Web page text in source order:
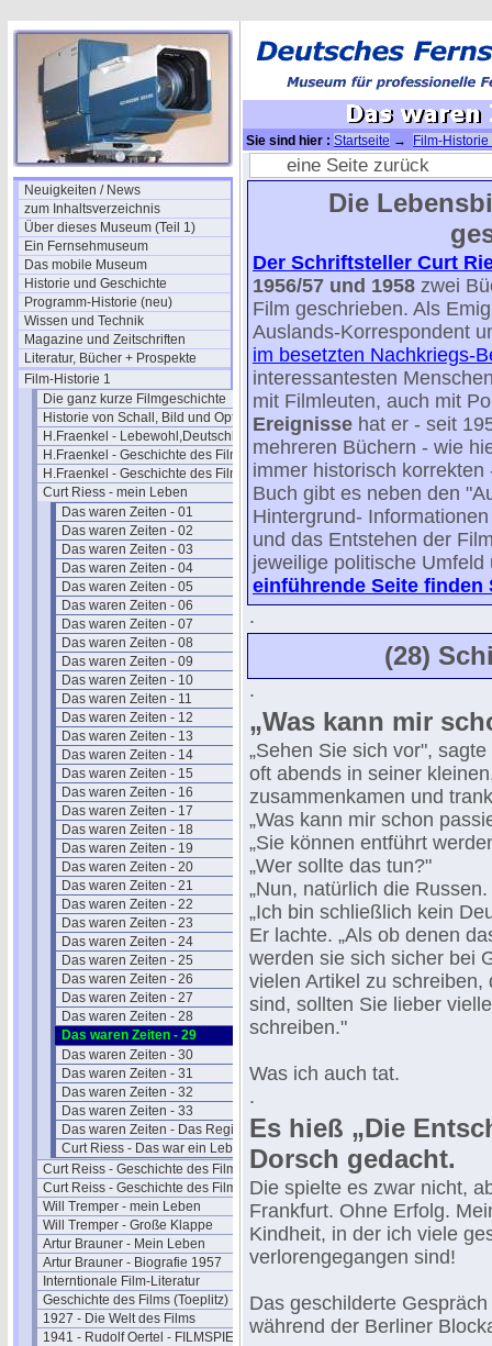
Neuigkeiten / News
zum Inhaltsverzeichnis
Über dieses Museum (Teil 1)
Ein Fernsehmuseum
Das mobile Museum
Historie und Geschichte
Programm-Historie (neu)
Wissen und Technik
Magazine und Zeitschriften
Literatur, Bücher + Prospekte
Film-Historie 1
Die ganz kurze Filmgeschichte
Historie von Schall, Bild und Optik
H.Fraenkel - Lebewohl,Deutschland
H.Fraenkel - Geschichte des Films 1
H.Fraenkel - Geschichte des Films 2
Curt Riess - mein Leben
Das waren Zeiten - 01
Das waren Zeiten - 02
Das waren Zeiten - 03
Das waren Zeiten - 04
Das waren Zeiten - 05
Das waren Zeiten - 06
Das waren Zeiten - 07
Das waren Zeiten - 08
Das waren Zeiten - 09
Das waren Zeiten - 10
Das waren Zeiten - 11
Das waren Zeiten - 12
Das waren Zeiten - 13
Das waren Zeiten - 14
Das waren Zeiten - 15
Das waren Zeiten - 16
Das waren Zeiten - 17
Das waren Zeiten - 18
Das waren Zeiten - 19
Das waren Zeiten - 20
Das waren Zeiten - 21
Das waren Zeiten - 22
Das waren Zeiten - 23
Das waren Zeiten - 24
Das waren Zeiten - 25
Das waren Zeiten - 26
Das waren Zeiten - 27
Das waren Zeiten - 28
Das waren Zeiten - 29
Das waren Zeiten - 30
Das waren Zeiten - 31
Das waren Zeiten - 32
Das waren Zeiten - 33
Das waren Zeiten - Das Register
Curt Riess - Das war ein Leben (1986)
Curt Reiss - Geschichte des Films I
Curt Reiss - Geschichte des Films II
Will Tremper - mein Leben
Will Tremper - Große Klappe
Artur Brauner - Mein Leben
Artur Brauner - Biografie 1957
Interntionale Film-Literatur
Geschichte des Films (Toeplitz)
1927 - Die Welt des Films
1941 - Rudolf Oertel - FILMSPIEGEL
Sie sind hier : Startseite → Film-Historie
eine Seite zurück
Die
Der Schriftsteller Curt
1956/57 und 1958 zwei
Film geschrieben. Als
Auslands-Korrespondent
im besetzten Nachkriegs-
interessantesten
mit Filmleuten, auch mit
Ereignisse hat er - seit
mehreren Büchern - wie
immer historisch
Buch gibt es neben den
Hintergrund-
und das Entstehen der
jeweilige politische
einführende Seite finden
.
(28)
.
„Was kann mir
„Sehen Sie sich vor",
oft abends in seiner
zusammenkamen und
„Was kann mir schon
„Sie können entführt
„Wer sollte das tun?"
„Nun, natürlich die
„Ich bin schließlich kein
Er lachte. „Als ob denen
werden sie sich sicher bei
vielen Artikel zu
sind, sollten Sie lieber
schreiben."
Was ich auch tat.
.
Es hieß „Die
Dorsch gedacht.
Die spielte es zwar nicht,
Frankfurt. Ohne Erfolg.
Kindheit, in der ich viele
verlorengegangen sind!
Das geschilderte
während der Berliner